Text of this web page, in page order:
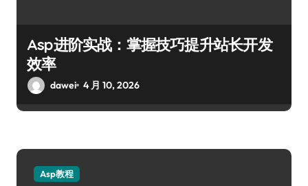
Asp进阶实战：掌握技巧提升站长开发
效率
dawei 4 月 10, 2026
Asp教程